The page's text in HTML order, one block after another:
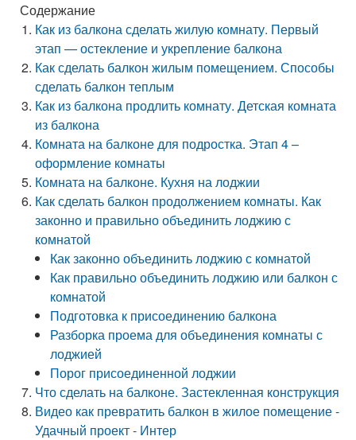
Содержание
Как из балкона сделать жилую комнату. Первый
этап — остекление и укрепление балкона
Как сделать балкон жилым помещением. Способы
сделать балкон теплым
Как из балкона продлить комнату. Детская комната
из балкона
Комната на балконе для подростка. Этап 4 –
оформление комнаты
Комната на балконе. Кухня на лоджии
Как сделать балкон продолжением комнаты. Как
законно и правильно объединить лоджию с
комнатой
Как законно объединить лоджию с комнатой
Как правильно объединить лоджию или балкон с
комнатой
Подготовка к присоединению балкона
Разборка проема для объединения комнаты с
лоджией
Порог присоединенной лоджии
Что сделать на балконе. Застекленная конструкция
Видео как превратить балкон в жилое помещение -
Удачный проект - Интер